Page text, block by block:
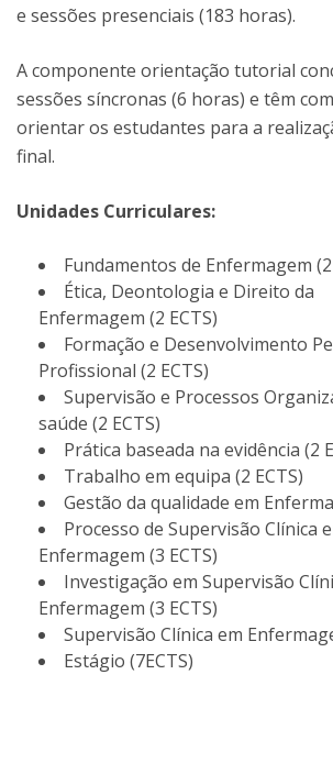
e sessões presenciais (183 horas).
A componente orientação tutorial
sessões síncronas (6 horas) e têm
orientar os estudantes para a
final.
Unidades Curriculares:
Fundamentos de Enfermagem (2
Ética, Deontologia e Direito da
Enfermagem (2 ECTS)
Formação e Desenvolvimento
Profissional (2 ECTS)
Supervisão e Processos
saúde (2 ECTS)
Prática baseada na evidência (2
Trabalho em equipa (2 ECTS)
Gestão da qualidade em
Processo de Supervisão Clínica
Enfermagem (3 ECTS)
Investigação em Supervisão
Enfermagem (3 ECTS)
Supervisão Clínica em
Estágio (7ECTS)